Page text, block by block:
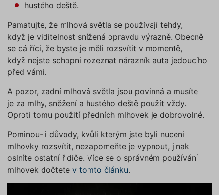
hustého deště.
Pamatujte, že mlhová světla se používají tehdy,
když je viditelnost snížená opravdu výrazně. Obecně
se dá říci, že byste je měli rozsvítit v momentě,
když nejste schopni rozeznat nárazník auta jedoucího
před vámi.
A pozor, zadní mlhová světla jsou povinná a musíte
je za mlhy, sněžení a hustého deště použít vždy.
Oproti tomu použití předních mlhovek je dobrovolné.
Pominou-li důvody, kvůli kterým jste byli nuceni
mlhovky rozsvítit, nezapomeňte je vypnout, jinak
oslníte ostatní řidiče. Více se o správném používání
mlhovek dočtete v tomto článku.